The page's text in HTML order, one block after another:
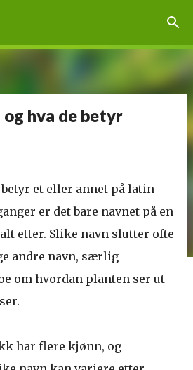
hva de betyr
et eller annet på latin
er det bare navnet på en
etter. Slike navn slutter ofte
andre navn, særlig
om hvordan planten ser ut
har flere kjønn, og